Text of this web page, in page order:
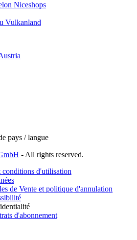
Niceshops
Vulkanland
pays / langue
- All rights reserved.
conditions d'utilisation
de Vente et politique d'annulation
d'abonnement